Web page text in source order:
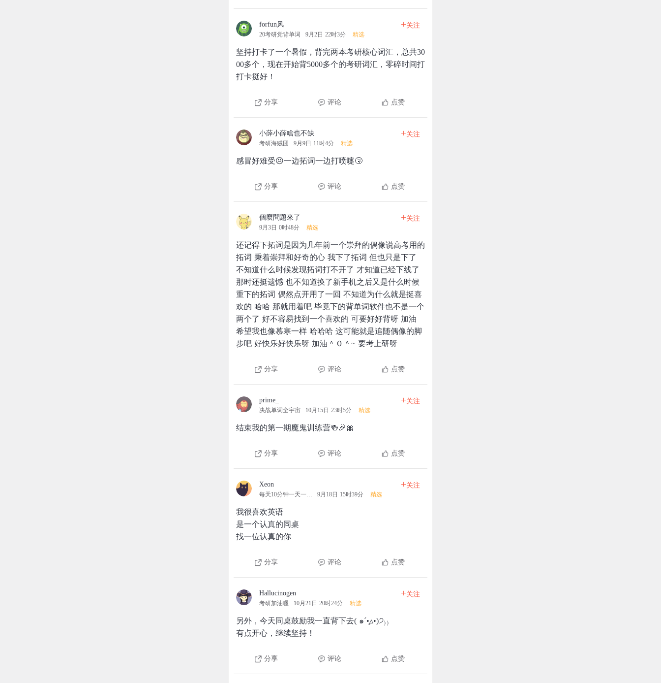
forfun风
20考研党背单词 9月2日 22时3分 精选
+关注
坚持打卡了一个暑假，背完两本考研核心词汇，总共30
00多个，现在开始背5000多个的考研词汇，零碎时间打
打卡挺好！
分享 评论 点赞
小薛小薛啥也不缺
考研海贼团 9月9日 11时4分 精选
+关注
感冒好难受😣一边拓词一边打喷嚏🤧
分享 评论 点赞
個麼問題來了
9月3日 0时48分 精选
+关注
还记得下拓词是因为几年前一个崇拜的偶像说高考用的
拓词 秉着崇拜和好奇的心 我下了拓词 但也只是下了
不知道什么时候发现拓词打不开了 才知道已经下线了
那时还挺遗憾 也不知道换了新手机之后又是什么时候
重下的拓词 偶然点开用了一回 不知道为什么就是挺喜
欢的 哈哈 那就用着吧 毕竟下的背单词软件也不是一个
两个了 好不容易找到一个喜欢的 可要好好背呀 加油
希望我也像慕寒一样 哈哈哈 这可能就是追随偶像的脚
步吧 好快乐好快乐呀 加油＾０＾~ 要考上研呀
分享 评论 点赞
prime_
决战单词全宇宙 10月15日 23时5分 精选
+关注
结束我的第一期魔鬼训练营🍻🎉🎀
分享 评论 点赞
Xeon
每天10分钟一天一清人 9月18日 15时39分 精选
+关注
我很喜欢英语
是一个认真的同桌
找一位认真的你
分享 评论 点赞
Hallucinogen
考研加油喔 10月21日 20时24分 精选
+关注
另外，今天同桌鼓励我一直背下去( ๑ˊ•̥▵•)੭₎₎
有点开心，继续坚持！
分享 评论 点赞